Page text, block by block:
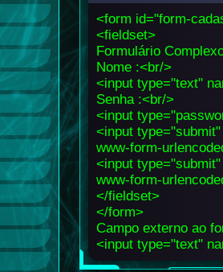
<form id="form-
<fieldset>
Formulário
Nome :<br/>
<input type="text"
Senha :<br/>
<input
<input
www-form-
<input
www-form-
</fieldset>
</form>
Campo externo ao
<input type="text"